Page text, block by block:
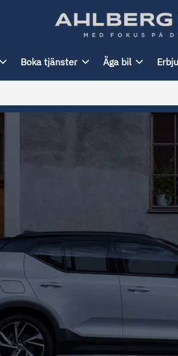
Boka tjänster Äga bil